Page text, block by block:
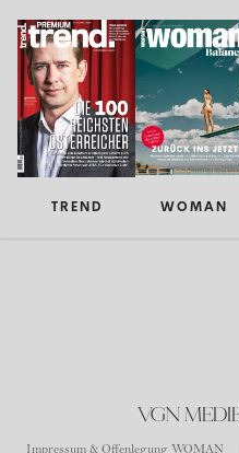
TREND WOMAN
VGN